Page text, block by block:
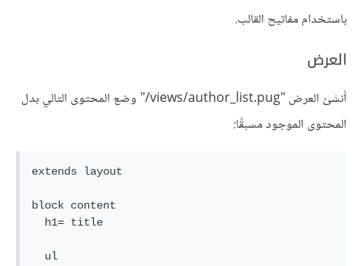
باستخدام مفاتيح القالب.
العرض
أنشئ العرض "‎/views/author_list.pug" وضع المحتوى التالي بدل
المحتوى الموجود مسبقًا:
extends layout
block content